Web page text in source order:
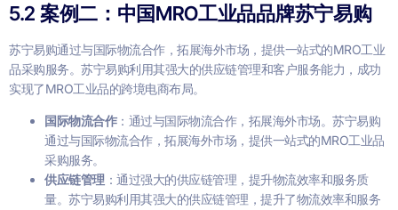
5.2 案例二：中国MRO工业品品牌苏宁易购
苏宁易购通过与国际物流合作，拓展海外市场，提供一站式的MRO工业
品采购服务。苏宁易购利用其强大的供应链管理和客户服务能力，成功
实现了MRO工业品的跨境电商布局。
国际物流合作：通过与国际物流合作，拓展海外市场。苏宁易购
通过与国际物流合作，拓展海外市场，提供一站式的MRO工业品
采购服务。
供应链管理：通过强大的供应链管理，提升物流效率和服务质
量。苏宁易购利用其强大的供应链管理，提升了物流效率和服务